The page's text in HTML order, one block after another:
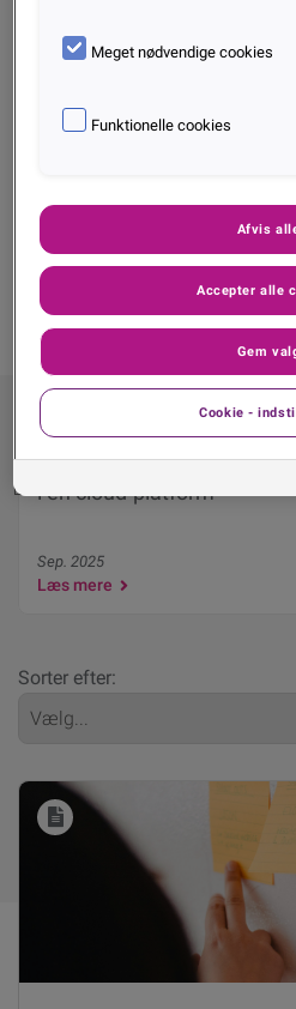
Faster
Okt. 2025
Læs mere
Fra data til beslutning:
i én cloud-platform
Sep. 2025
Læs mere
Sorter efter:
Meget nødvendige cookies
Funktionelle cookies
Afvis
Accepter alle
Gem
Cookie -